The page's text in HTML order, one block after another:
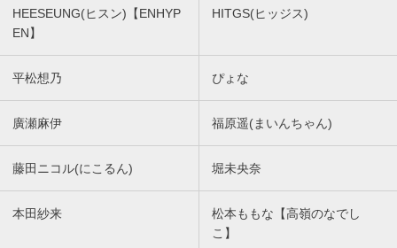
HEESEUNG(ヒスン)【ENHYP
EN】
HITGS(ヒッジス)
平松想乃 ぴょな
廣瀬麻伊 福原遥(まいんちゃん)
藤田ニコル(にこるん) 堀未央奈
本田紗来
松本ももな【高嶺のなでし
こ】